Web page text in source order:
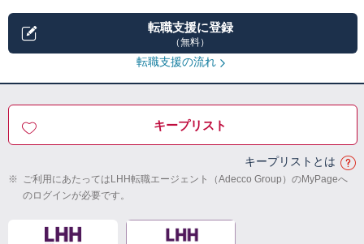
転職支援に登録
（無料）
転職支援の流れ
キープリスト
キープリストとは
※ ご利用にあたってはLHH転職エージェント（Adecco Group）のMyPageへ
のログインが必要です。